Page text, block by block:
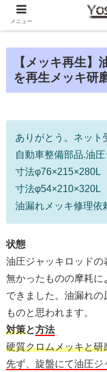
【メッキ再生】
を再生メッキ研
ありがとう。ネット
自動車整備部品.油
寸法φ76×215×280L
寸法φ54×210×320L
油漏れメッキ修理依
状態
油圧ジャッキロッドの
無かったものの摩耗に
できました。油漏れの
ものと思われます。
対策と方法
硬質クロムメッキと
先ず、旋盤にて油圧ジ
メニュー